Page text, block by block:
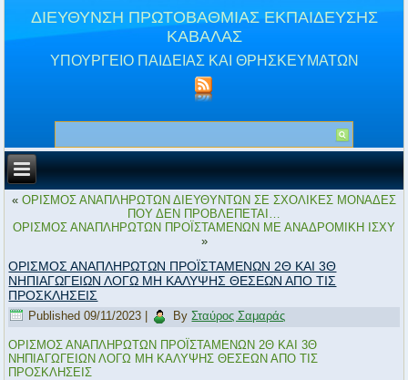
ΔΙΕΥΘΥΝΣΗ ΠΡΩΤΟΒΑΘΜΙΑΣ ΕΚΠΑΙΔΕΥΣΗΣ
ΚΑΒΑΛΑΣ
ΥΠΟΥΡΓΕΙΟ ΠΑΙΔΕΙΑΣ ΚΑΙ ΘΡΗΣΚΕΥΜΑΤΩΝ
« ΟΡΙΣΜΟΣ ΑΝΑΠΛΗΡΩΤΩΝ ΔΙΕΥΘΥΝΤΩΝ ΣΕ ΣΧΟΛΙΚΕΣ ΜΟΝΑΔΕΣ
ΠΟΥ ΔΕΝ ΠΡΟΒΛΕΠΕΤΑΙ…
ΟΡΙΣΜΟΣ ΑΝΑΠΛΗΡΩΤΩΝ ΠΡΟΪΣΤΑΜΕΝΩΝ ΜΕ ΑΝΑΔΡΟΜΙΚΗ ΙΣΧΥ
»
ΟΡΙΣΜΟΣ ΑΝΑΠΛΗΡΩΤΩΝ ΠΡΟΪΣΤΑΜΕΝΩΝ 2Θ ΚΑΙ 3Θ
ΝΗΠΙΑΓΩΓΕΙΩΝ ΛΟΓΩ ΜΗ ΚΑΛΥΨΗΣ ΘΕΣΕΩΝ ΑΠΟ ΤΙΣ
ΠΡΟΣΚΛΗΣΕΙΣ
Published 09/11/2023 By Σταύρος Σαμαράς
ΟΡΙΣΜΟΣ ΑΝΑΠΛΗΡΩΤΩΝ ΠΡΟΪΣΤΑΜΕΝΩΝ 2Θ ΚΑΙ 3Θ
ΝΗΠΙΑΓΩΓΕΙΩΝ ΛΟΓΩ ΜΗ ΚΑΛΥΨΗΣ ΘΕΣΕΩΝ ΑΠΟ ΤΙΣ
ΠΡΟΣΚΛΗΣΕΙΣ